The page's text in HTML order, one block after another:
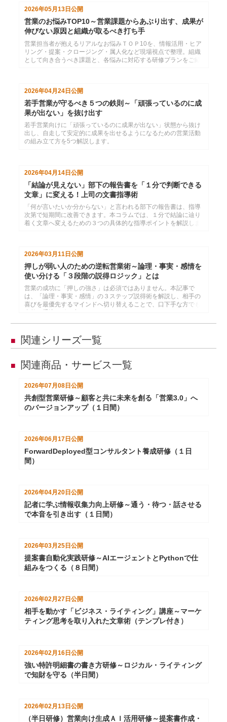
2026年05月13日 公開
営業のお悩みTOP10～営業課題からあぶり出す、成果が
伸びない原因と組織が取るべき打ち手
営業担当者が抱えるリアルなお悩みＴＯＰ10を、情報活用・ヒア
リング・提案・クロージング・属人化など現場視点で整理。組織
として向き合うべき課題と、各悩みに対応する研修プランをご紹
2026年04月24日 公開
若手営業が守るべき５つの鉄則～「頑張っているのに成
果が出ない」を抜け出す
若手営業向けに「頑張っているのに成果が出ない」状態から抜け
出し、自走して安定的に成果を出せるようになるための営業活動
の組み立て方を5つ解説します。
2026年04月14日公開
「結論が見えない」部下の報告書を「１分で判断できる
文章」に変える！上司の文書指導術
「何が言いたいか分からない」と言われる部下の報告書は、指導
次第で短期間に改善できます。本コラムでは、１分で結論に辿り
着く文章へ変えるための３つの具体的な指導ポイントを解説しま
2026年03月11日 公開
押しが弱い人のための逆転営業術～論理・事実・感情を
使い分ける「３段階の説得ロジック」とは
営業の成功に「押しの強さ」は必須ではありません。本記事で
は、「論理・事実・感情」の３ステップ説得術を解説し、相手の
喜びを最優先するマインドへ切り替えることで、口下手な方でも
■ 関連シリーズ一覧
■ 関連商品・サービス一覧
2026年07月08日公開
共創型営業研修～顧客と共に未来を創る「営業3.0」へ
のバージョンアップ（１日間）
2026年06月17日 公開
ForwardDeployed型コンサルタント養成研修（１日
間）
2026年04月20日 公開
記者に学ぶ情報収集力向上研修～通う・待つ・話させる
で本音を引き出す（１日間）
2026年03月25日 公開
提案書自動化実践研修～AIエージェントとPythonで仕
組みをつくる（８日間）
2026年02月27日 公開
相手を動かす「ビジネス・ライティング」講座～マーケ
ティング思考を取り入れた文章術（テンプレ付き）
2026年02月16日公開
強い特許明細書の書き方研修～ロジカル・ライティング
で知財を守る（半日間）
2026年02月13日公開
（半日研修）営業向け生成ＡＩ活用研修～提案書作成・